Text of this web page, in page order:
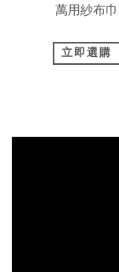
萬用紗布巾
立即選購